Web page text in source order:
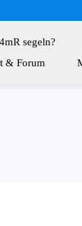
segeln?
& Forum